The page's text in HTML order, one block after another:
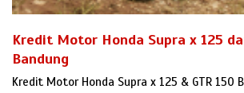
Kredit Motor Honda Supra x 125
Bandung
Kredit Motor Honda Supra x 125 & GTR 150